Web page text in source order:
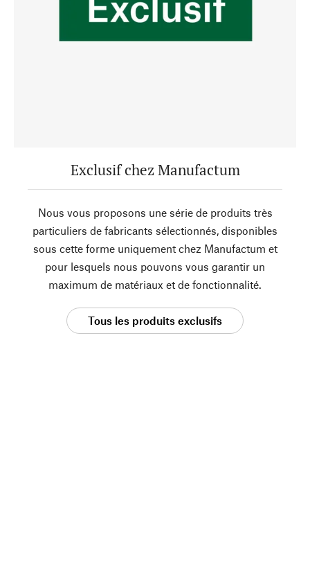
Exclusif chez Manufactum
Nous vous proposons une série de produits très
particuliers de fabricants sélectionnés, disponibles
sous cette forme uniquement chez Manufactum et
pour lesquels nous pouvons vous garantir un
maximum de matériaux et de fonctionnalité.
Tous les produits exclusifs